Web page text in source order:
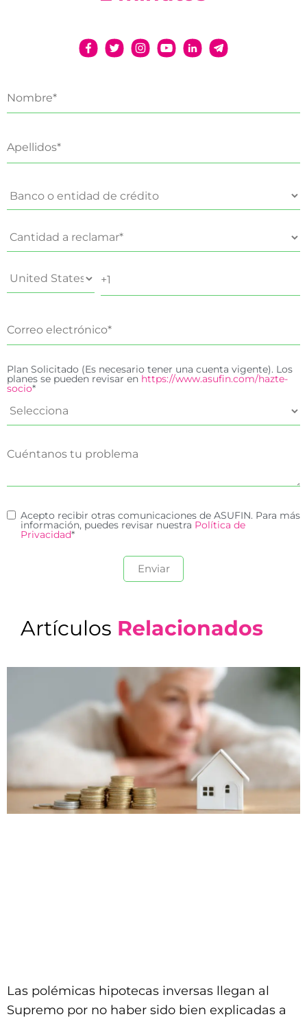
Plan Solicitado (Es necesario tener una cuenta vigente). Los
planes se pueden revisar en https://www.asufin.com/hazte-
socio*
Acepto recibir otras comunicaciones de ASUFIN. Para más
información, puedes revisar nuestra Política de
Privacidad*
Artículos Relacionados
Las polémicas hipotecas inversas llegan al
Supremo por no haber sido bien explicadas a